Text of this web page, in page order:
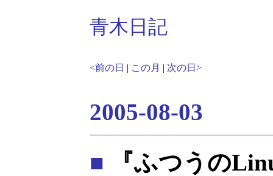
青木日記
<前の日 | この月 | 次の日>
2005-08-03
■ 『ふつうの